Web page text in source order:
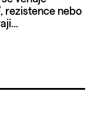
rezistence nebo